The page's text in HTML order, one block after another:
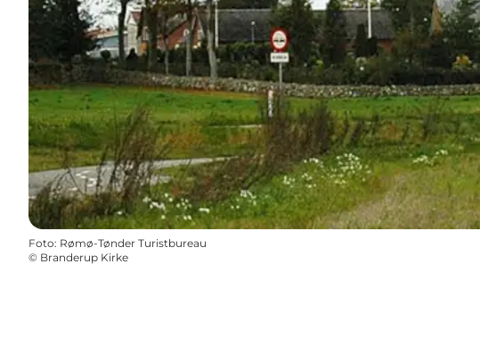
Foto: Rømø-Tønder Turistbureau
© Branderup Kirke